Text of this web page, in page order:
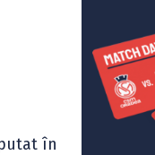
în